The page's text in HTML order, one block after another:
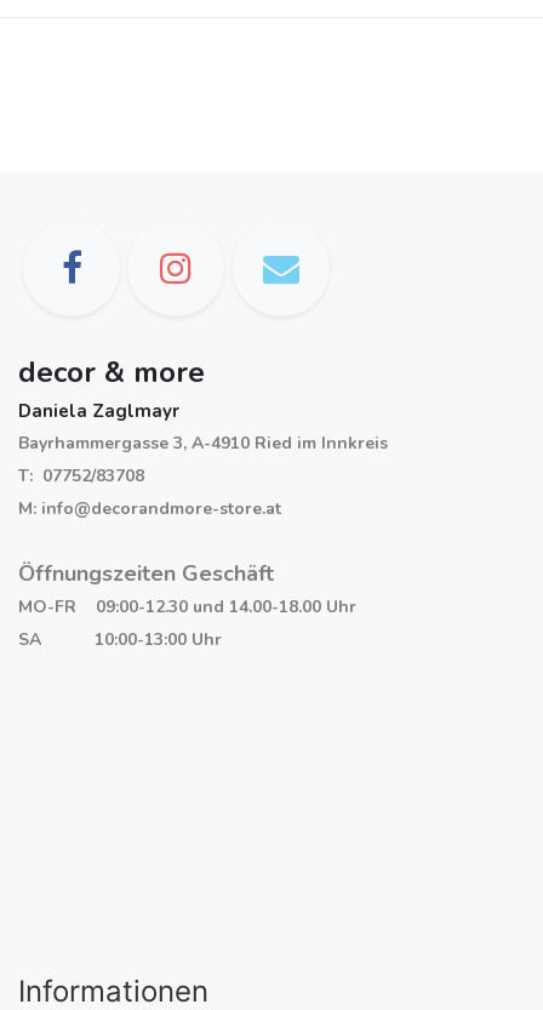
decor & more
Daniela Zaglmayr
Bayrhammergasse 3, A-4910 Ried im Innkreis
T: 07752/83708
M: info@decorandmore-store.at
Öffnungszeiten Geschäft
MO-FR 09:00-12.30 und 14.00-18.00 Uhr
SA 10:00-13:00 Uhr
Informationen